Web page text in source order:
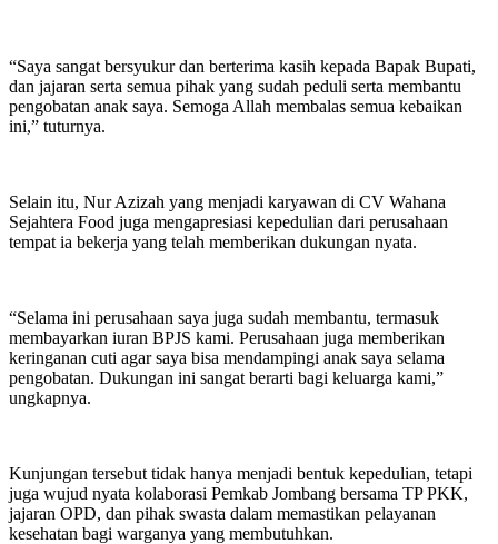
“Saya sangat bersyukur dan berterima kasih kepada Bapak Bupati,
dan jajaran serta semua pihak yang sudah peduli serta membantu
pengobatan anak saya. Semoga Allah membalas semua kebaikan
ini,” tuturnya.
Selain itu, Nur Azizah yang menjadi karyawan di CV Wahana
Sejahtera Food juga mengapresiasi kepedulian dari perusahaan
tempat ia bekerja yang telah memberikan dukungan nyata.
“Selama ini perusahaan saya juga sudah membantu, termasuk
membayarkan iuran BPJS kami. Perusahaan juga memberikan
keringanan cuti agar saya bisa mendampingi anak saya selama
pengobatan. Dukungan ini sangat berarti bagi keluarga kami,”
ungkapnya.
Kunjungan tersebut tidak hanya menjadi bentuk kepedulian, tetapi
juga wujud nyata kolaborasi Pemkab Jombang bersama TP PKK,
jajaran OPD, dan pihak swasta dalam memastikan pelayanan
kesehatan bagi warganya yang membutuhkan.